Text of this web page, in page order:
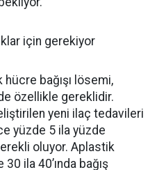
için gerekiyor
hücre bağışı lösemi,
özellikle gereklidir.
yeni ilaç tedavileri
yüzde 5 ila yüzde
oluyor. Aplastik
ila 40’ında bağış